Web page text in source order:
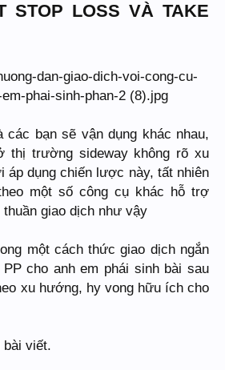
STOP LOSS VÀ TAKE
bạn sẽ vận dụng khác nhau,
thị trường sideway không rõ xu
áp dụng chiến lược này, tất nhiên
một số công cụ khác hỗ trợ
giao dịch như vậy
một cách thức giao dịch ngắn
cho anh em phái sinh bài sau
xu hướng, hy vong hữu ích cho
bài viết.